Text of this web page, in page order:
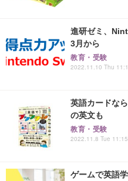
進研ゼミ、
3月から
教育・受験
2022.11.10 Thu
英語カードな
の英文も
教育・受験
2022.11.8 Tue 11:15
ゲームで英語